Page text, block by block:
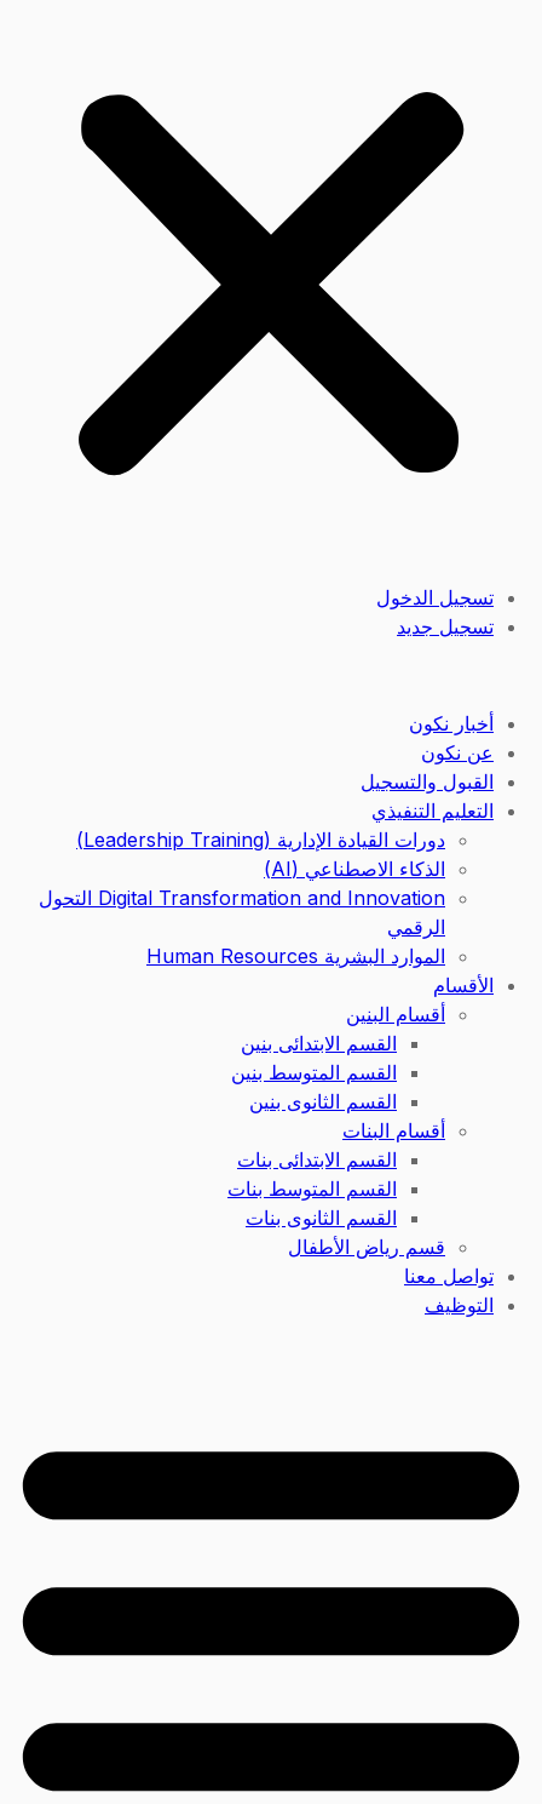
تسجيل الدخول
تسجيل جديد
أخبار نكون
عن نكون
القبول والتسجيل
التعليم التنفيذي
دورات القيادة الإدارية (Leadership Training)
الذكاء الاصطناعي (AI)
Digital Transformation and Innovation التحول
الرقمي
الموارد البشرية Human Resources
الأقسام
أقسام البنين
القسم الابتدائى بنين
القسم المتوسط بنين
القسم الثانوى بنين
أقسام البنات
القسم الابتدائى بنات
القسم المتوسط بنات
القسم الثانوى بنات
قسم رياض الأطفال
تواصل معنا
التوظيف